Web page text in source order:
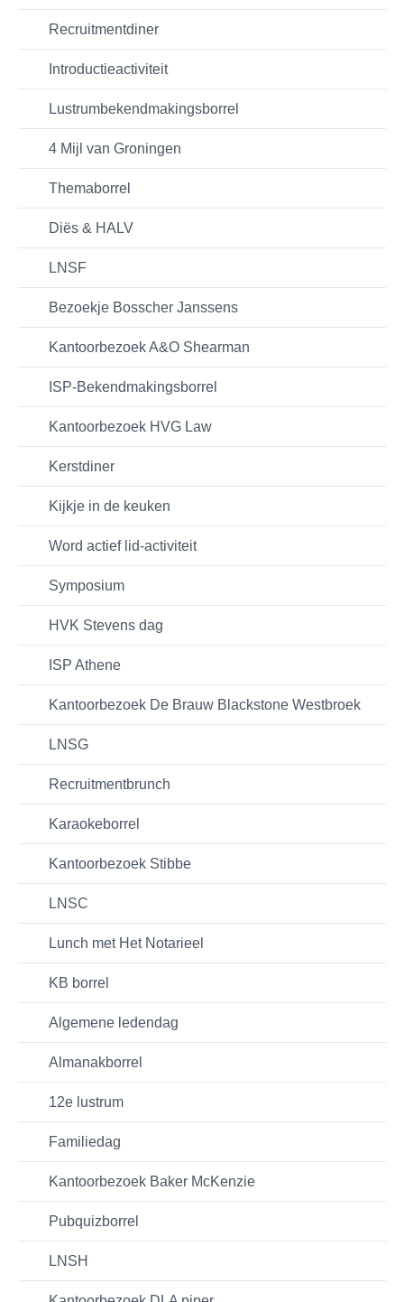
Recruitmentdiner
Introductieactiviteit
Lustrumbekendmakingsborrel
4 Mijl van Groningen
Themaborrel
Diës & HALV
LNSF
Bezoekje Bosscher Janssens
Kantoorbezoek A&O Shearman
ISP-Bekendmakingsborrel
Kantoorbezoek HVG Law
Kerstdiner
Kijkje in de keuken
Word actief lid-activiteit
Symposium
HVK Stevens dag
ISP Athene
Kantoorbezoek De Brauw Blackstone Westbroek
LNSG
Recruitmentbrunch
Karaokeborrel
Kantoorbezoek Stibbe
LNSC
Lunch met Het Notarieel
KB borrel
Algemene ledendag
Almanakborrel
12e lustrum
Familiedag
Kantoorbezoek Baker McKenzie
Pubquizborrel
LNSH